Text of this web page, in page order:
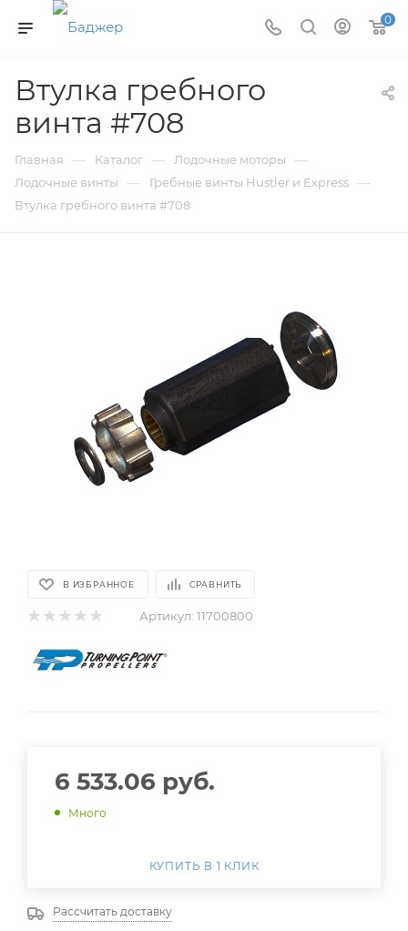
0
Втулка гребного
винта #708
Главная — Каталог — Лодочные моторы —
Лодочные винты — Гребные винты Hustler и Express —
Втулка гребного винта #708
В ИЗБРАННОЕ СРАВНИТЬ
Артикул: 11700800
6 533.06 руб.
Много
КУПИТЬ В 1 КЛИК
Рассчитать доставку